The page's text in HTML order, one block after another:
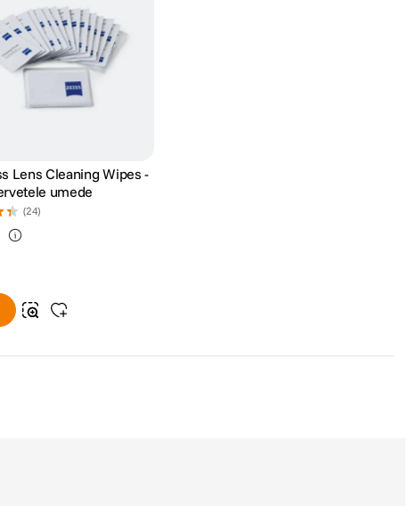
Lens Cleaning Wipes -
umede
(24)